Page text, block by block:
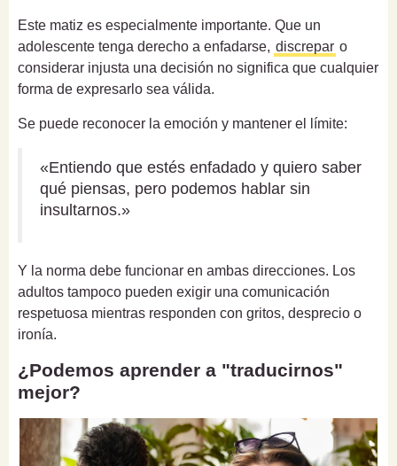
Este matiz es especialmente importante. Que un
adolescente tenga derecho a enfadarse, discrepar o
considerar injusta una decisión no significa que cualquier
forma de expresarlo sea válida.
Se puede reconocer la emoción y mantener el límite:
«Entiendo que estés enfadado y quiero saber
qué piensas, pero podemos hablar sin
insultarnos.»
Y la norma debe funcionar en ambas direcciones. Los
adultos tampoco pueden exigir una comunicación
respetuosa mientras responden con gritos, desprecio o
ironía.
¿Podemos aprender a "traducirnos"
mejor?